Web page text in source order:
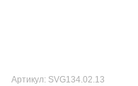
Артикул: SVG134.02.13